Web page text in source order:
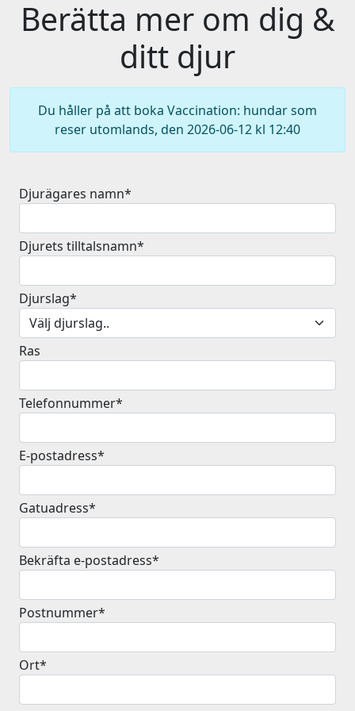
Berätta mer om dig &
ditt djur
Du håller på att boka Vaccination: hundar som
reser utomlands, den 2026-06-12 kl 12:40
Djurägares namn*
Djurets tilltalsnamn*
Djurslag*
Ras
Telefonnummer*
E-postadress*
Gatuadress*
Bekräfta e-postadress*
Postnummer*
Ort*